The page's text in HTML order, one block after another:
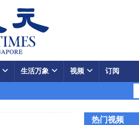
生活万象 视频 订阅
热门视频